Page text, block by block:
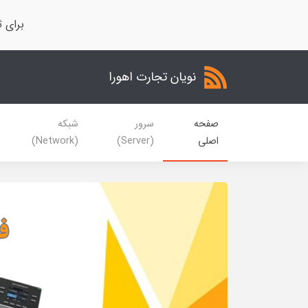
نویان تجارت اهورا
صفحه
اصلی
سرور
(Server)
شبکه
(Network)